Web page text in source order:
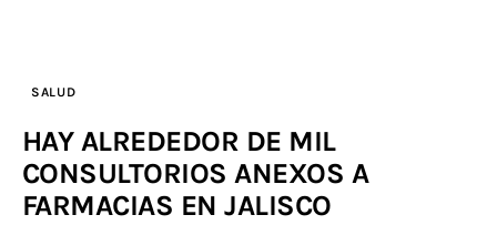
SALUD
HAY ALREDEDOR DE MIL
CONSULTORIOS ANEXOS A
FARMACIAS EN JALISCO